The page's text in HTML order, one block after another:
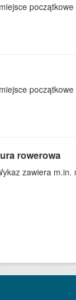
początkowe
początkowe
rowerowa
zawiera